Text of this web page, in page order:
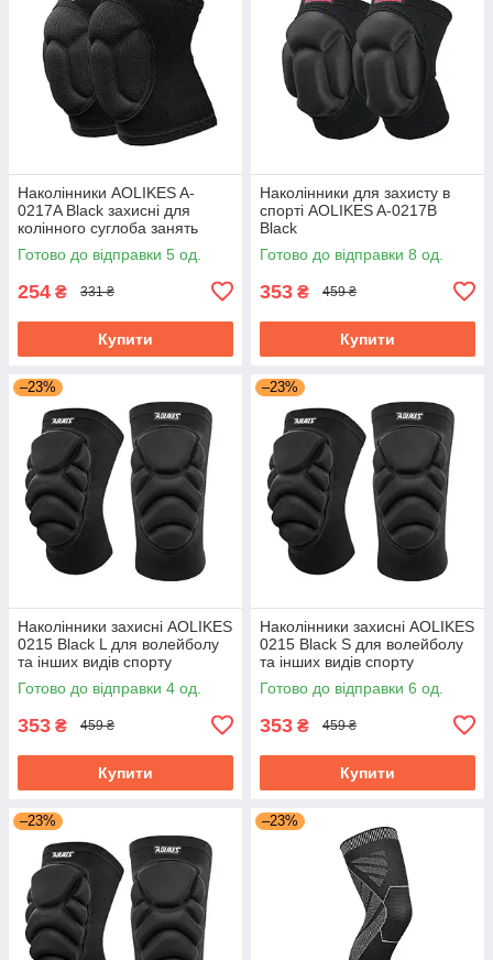
Наколінники AOLIKES A-
0217A Black захисні для
колінного суглоба занять
спортом
Готово до відправки 5 од.
254 ₴ 331 ₴
Купити
Наколінники для захисту в
спорті AOLIKES A-0217B
Black
Готово до відправки 8 од.
353 ₴ 459 ₴
Купити
–23%
Наколінники захисні AOLIKES
0215 Black L для волейболу
та інших видів спорту
Готово до відправки 4 од.
353 ₴ 459 ₴
Купити
–23%
Наколінники захисні AOLIKES
0215 Black S для волейболу
та інших видів спорту
Готово до відправки 6 од.
353 ₴ 459 ₴
Купити
–23% –23%